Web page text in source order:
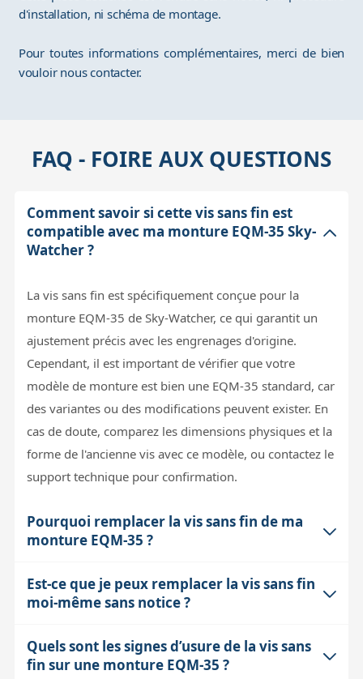
d'installation, ni schéma de montage.
Pour toutes informations complémentaires, merci de bien
vouloir nous contacter.
FAQ - FOIRE AUX QUESTIONS
Comment savoir si cette vis sans fin est
compatible avec ma monture EQM-35 Sky-
Watcher ?
La vis sans fin est spécifiquement conçue pour la
monture EQM-35 de Sky-Watcher, ce qui garantit un
ajustement précis avec les engrenages d'origine.
Cependant, il est important de vérifier que votre
modèle de monture est bien une EQM-35 standard, car
des variantes ou des modifications peuvent exister. En
cas de doute, comparez les dimensions physiques et la
forme de l'ancienne vis avec ce modèle, ou contactez le
support technique pour confirmation.
Pourquoi remplacer la vis sans fin de ma
monture EQM-35 ?
La vis sans fin assure la transmission du mouvement
moteur vers l'axe de la monture, permettant un suivi
s'user, entraînant des jeux mécaniques, des accrocs ou
Est-ce que je peux remplacer la vis sans fin
moi-même sans notice ?
Techniquement, le remplacement est possible avec un
peu de patience et de minutie, mais l'absence de notice
Quels sont les signes d’usure de la vis sans
fin sur une monture EQM-35 ?